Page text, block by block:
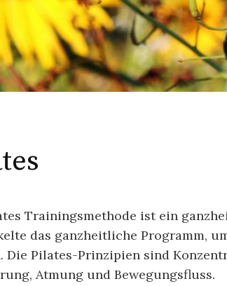
Trainingsmethode ist ein
das ganzheitliche Programm,
Die Pilates-Prinzipien sind
Atmung und Bewegungsfluss.